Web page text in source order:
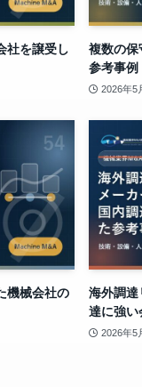
社を譲受し
複数の保
参考事例
2026年5
機械会社の
海外調達
達に強い
2026年5